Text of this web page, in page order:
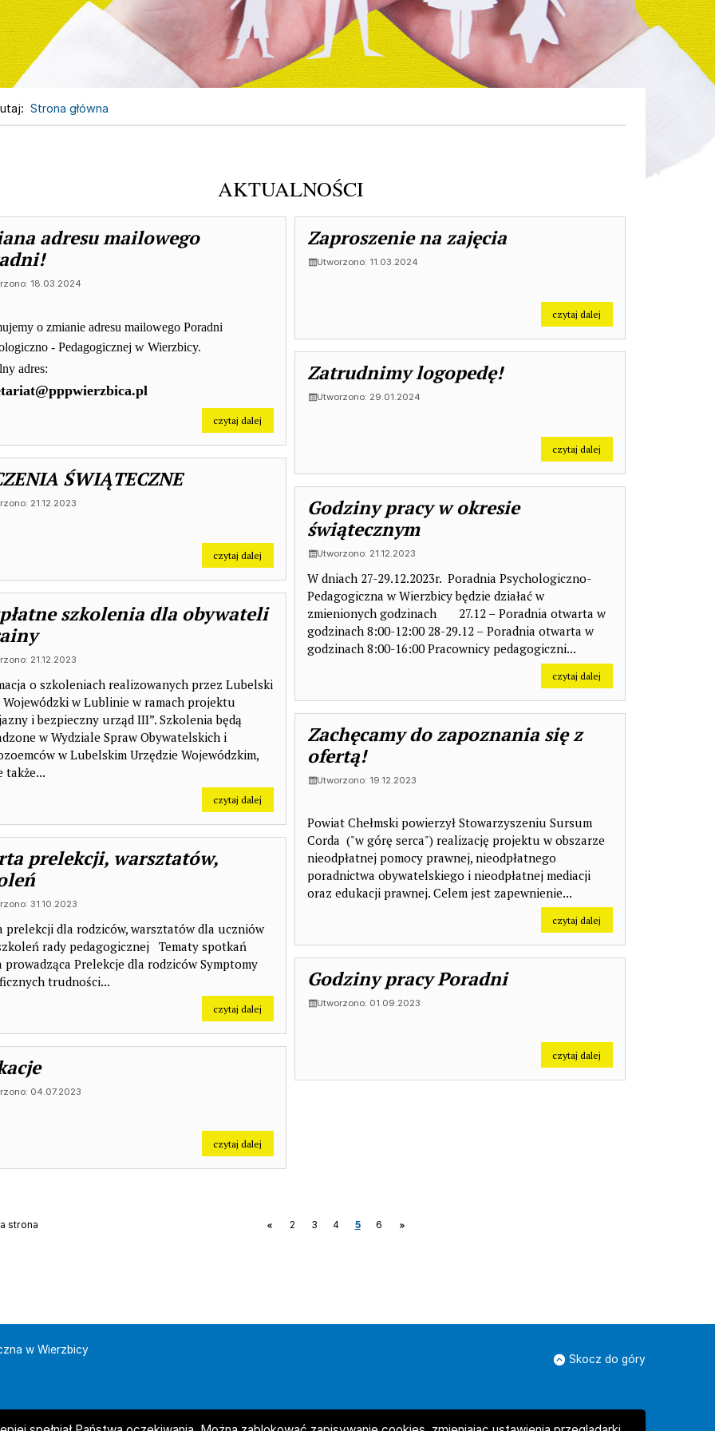
2026
Sierpień 2027
Strona główna
AKTUALNOŚCI
strona 5 z 6
adresu mailowego
18.03.2024
o zmianie adresu mailowego Poradni
- Pedagogicznej w Wierzbicy.
adres:
czytaj dalej
Zaproszenie na zajęcia
Utworzono: 11.03.2024
czytaj dalej
Zatrudnimy logopedę!
Utworzono: 29.01.2024
czytaj dalej
ŚWIĄTECZNE
21.12.2023
czytaj dalej na temat: ŻYCZENIA ŚWIĄTECZNE
Godziny pracy w okresie
świątecznym
Utworzono: 21.12.2023
W dniach 27-29.12.2023r. Poradnia Psychologiczno-
Pedagogiczna w Wierzbicy będzie działać w
zmienionych godzinach 27.12 – Poradnia otwarta w
godzinach 8:00-12:00 28-29.12 – Poradnia otwarta w
godzinach 8:00-16:00 Pracownicy pedagogiczni...
czytaj dalej
szkolenia dla obywateli
21.12.2023
o szkoleniach realizowanych przez Lubelski
Wojewódzki w Lublinie w ramach projektu
i bezpieczny urząd III”. Szkolenia będą
w Wydziale Spraw Obywatelskich i
w Lubelskim Urzędzie Wojewódzkim,
także...
czytaj dalej
Zachęcamy do zapoznania się z
ofertą!
Utworzono: 19.12.2023
Powiat Chełmski powierzył Stowarzyszeniu Sursum
Corda ("w górę serca") realizację projektu w obszarze
nieodpłatnej pomocy prawnej, nieodpłatnego
poradnictwa obywatelskiego i nieodpłatnej mediacji
oraz edukacji prawnej. Celem jest zapewnienie...
czytaj dalej
prelekcji, warsztatów,
31.10.2023
prelekcji dla rodziców, warsztatów dla uczniów
rady pedagogicznej Tematy spotkań
prowadząca Prelekcje dla rodziców Symptomy
trudności...
czytaj dalej na temat: Oferta prelekcji, warsztatów, szkoleń
Godziny pracy Poradni
Utworzono: 01.09.2023
czytaj dalej
04.07.2023
czytaj dalej
strona 2 3 4 5 6
w Wierzbicy
Skocz do góry